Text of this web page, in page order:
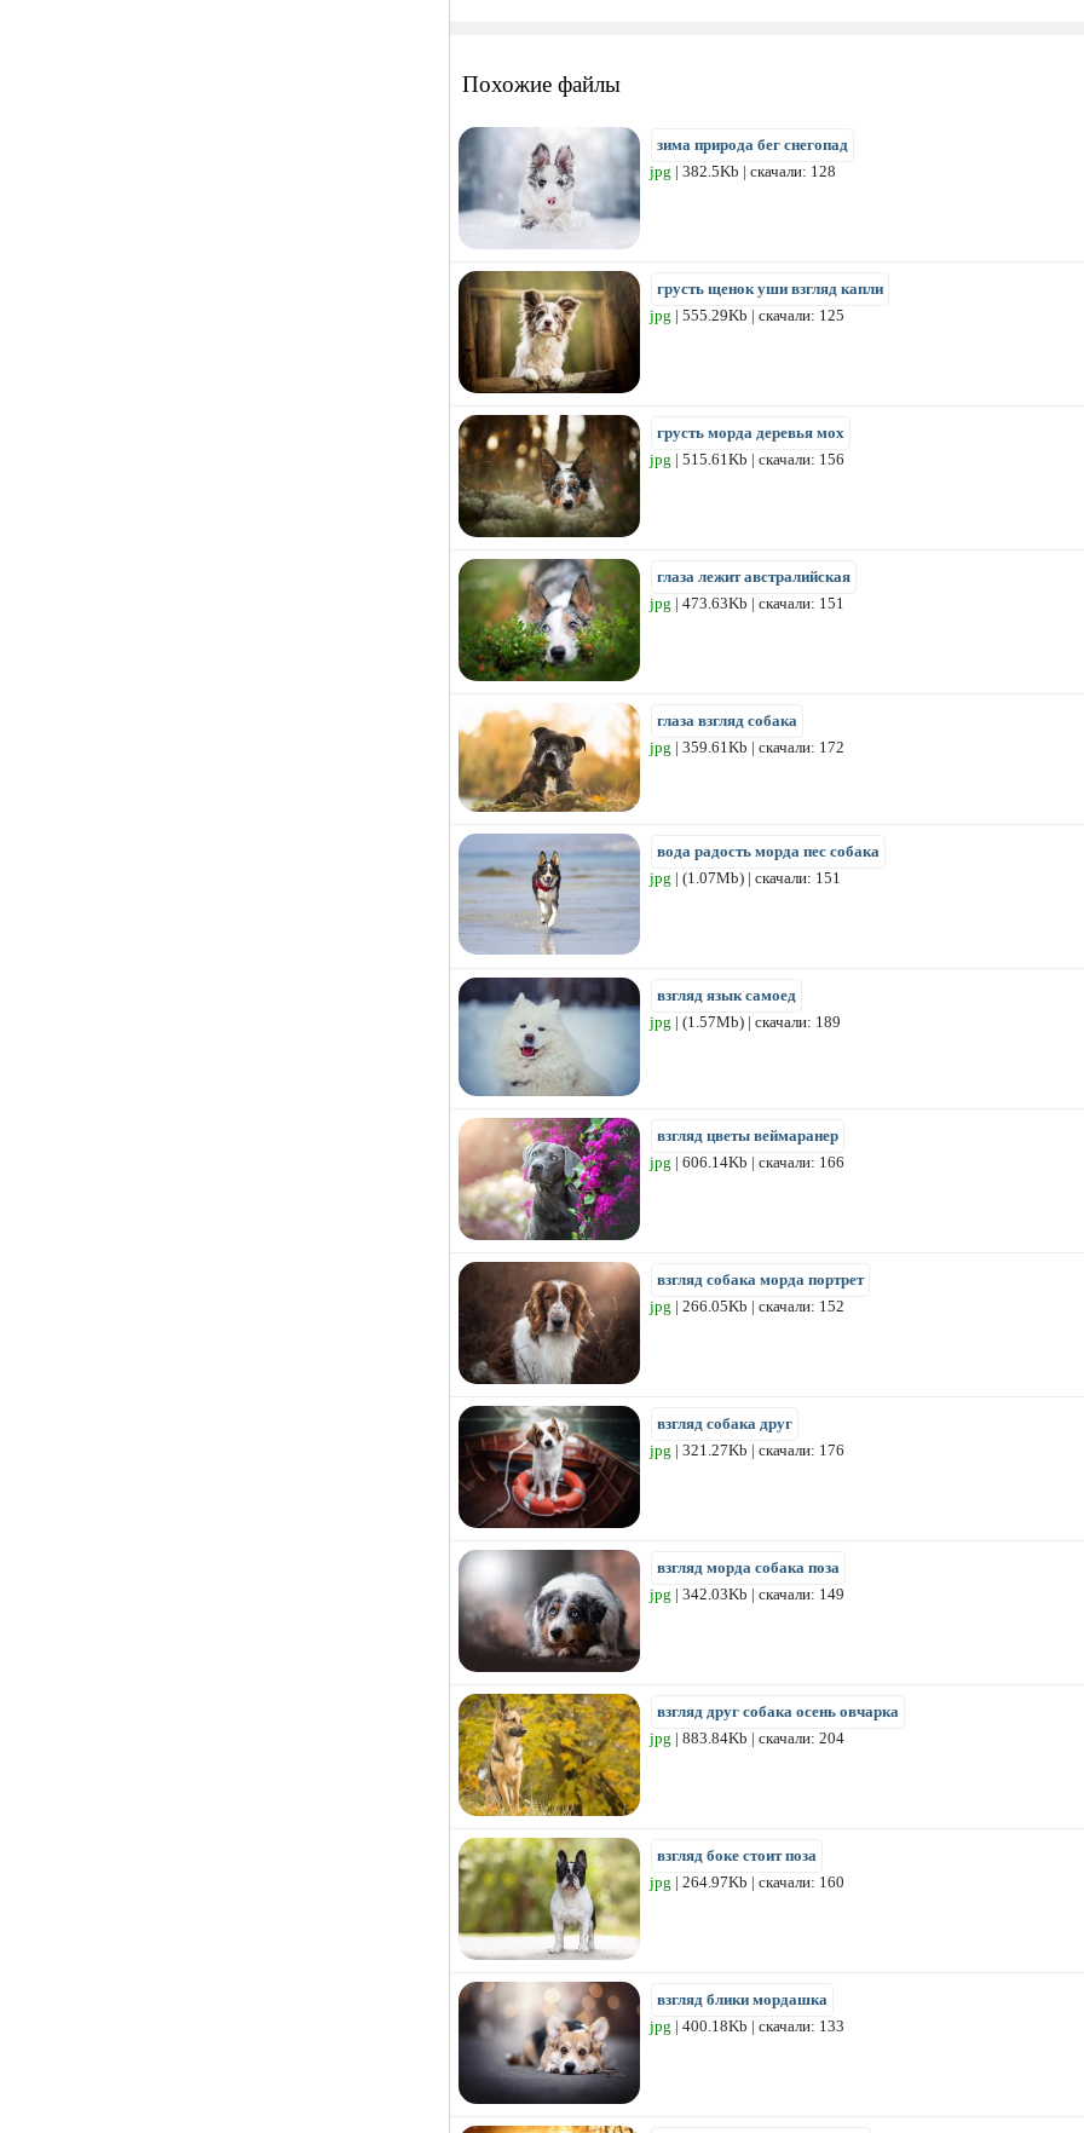
Похожие файлы
зима природа бег снегопад
jpg | 382.5Kb | скачали: 128
грусть щенок уши взгляд капли
jpg | 555.29Kb | скачали: 125
грусть морда деревья мох
jpg | 515.61Kb | скачали: 156
глаза лежит австралийская
jpg | 473.63Kb | скачали: 151
глаза взгляд собака
jpg | 359.61Kb | скачали: 172
вода радость морда пес собака
jpg | (1.07Mb) | скачали: 151
взгляд язык самоед
jpg | (1.57Mb) | скачали: 189
взгляд цветы веймаранер
jpg | 606.14Kb | скачали: 166
взгляд собака морда портрет
jpg | 266.05Kb | скачали: 152
взгляд собака друг
jpg | 321.27Kb | скачали: 176
взгляд морда собака поза
jpg | 342.03Kb | скачали: 149
взгляд друг собака осень овчарка
jpg | 883.84Kb | скачали: 204
взгляд боке стоит поза
jpg | 264.97Kb | скачали: 160
взгляд блики мордашка
jpg | 400.18Kb | скачали: 133